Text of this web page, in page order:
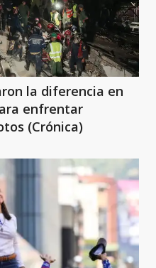
la diferencia en
enfrentar
(Crónica)